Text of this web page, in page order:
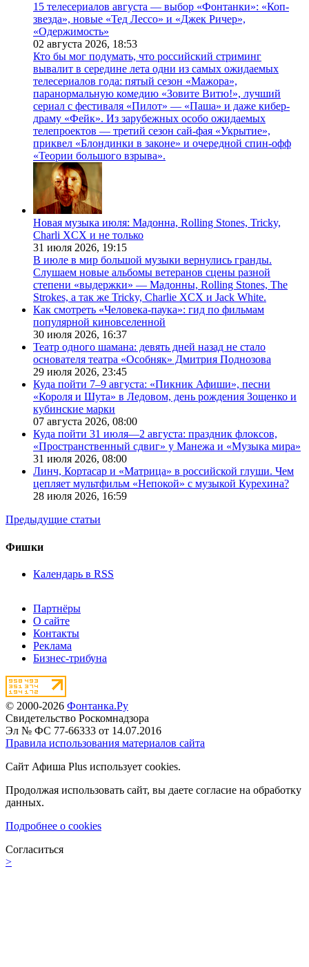
15 телесериалов августа — выбор «Фонтанки»: «Коп-
звезда», новые «Тед Лессо» и «Джек Ричер»,
«Одержимость»
02 августа 2026, 18:53
Кто бы мог подумать, что российский стриминг
вывалит в середине лета одни из самых ожидаемых
телесериалов года: пятый сезон «Мажора»,
паранормальную комедию «Зовите Витю!», лучший
сериал с фестиваля «Пилот» — «Паша» и даже кибер-
драму «Фейк». Из зарубежных особо ожидаемых
телепроектов — третий сезон сай-фая «Укрытие»,
приквел «Блондинки в законе» и очередной спин-офф
«Теории большого взрыва».
Новая музыка июля: Мадонна, Rolling Stones, Tricky,
Charli XCX и не только
31 июля 2026, 19:15
В июле в мир большой музыки вернулись гранды.
Слушаем новые альбомы ветеранов сцены разной
степени «выдержки» — Мадонны, Rolling Stones, The
Strokes, а так же Tricky, Charlie XCX и Jack White.
Как смотреть «Человека-паука»: гид по фильмам
популярной киновселенной
30 июля 2026, 16:37
Театр одного шамана: девять дней назад не стало
основателя театра «Особняк» Дмитрия Поднозова
29 июля 2026, 23:45
Куда пойти 7–9 августа: «Пикник Афиши», песни
«Короля и Шута» в Ледовом, день рождения Зощенко и
кубинские марки
07 августа 2026, 08:00
Куда пойти 31 июля—2 августа: праздник флоксов,
«Пространственный сдвиг» у Манежа и «Музыка мира»
31 июля 2026, 08:00
Линч, Кортасар и «Матрица» в российской глуши. Чем
цепляет мультфильм «Непокой» с музыкой Курехина?
28 июля 2026, 16:59
Предыдущие статьи
Фишки
Календарь в RSS
Партнёры
О сайте
Контакты
Реклама
Бизнес-трибуна
© 2000-2026 Фонтанка.Ру
Свидетельство Роскомнадзора
Эл № ФС 77-66333 от 14.07.2016
Правила использования материалов сайта
Сайт Афиша Plus использует cookies.
Продолжая использовать сайт, вы даете согласие на обработку
данных.
Подробнее о cookies
Согласиться
>